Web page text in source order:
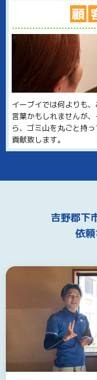
顧
イーブイでは何よりも
言葉かもしれませんが
ら、ゴミ山を丸ごと持
貢献致します。
吉野郡下
依